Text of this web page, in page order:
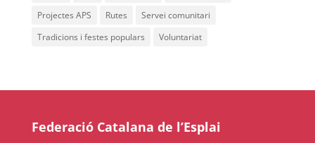
Projectes APS
Rutes
Servei comunitari
Tradicions i festes populars
Voluntariat
Federació Catalana de l’Esplai